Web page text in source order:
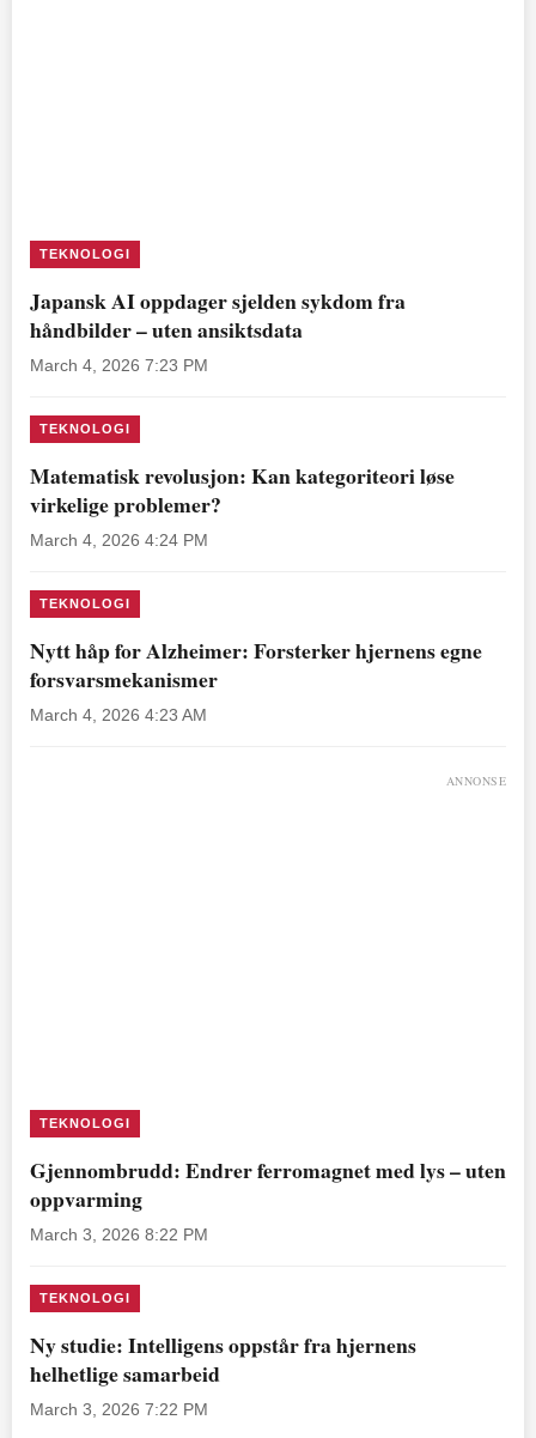
TEKNOLOGI
Japansk AI oppdager sjelden sykdom fra
håndbilder – uten ansiktsdata
March 4, 2026 7:23 PM
TEKNOLOGI
Matematisk revolusjon: Kan kategoriteori løse
virkelige problemer?
March 4, 2026 4:24 PM
TEKNOLOGI
Nytt håp for Alzheimer: Forsterker hjernens egne
forsvarsmekanismer
March 4, 2026 4:23 AM
ANNONSE
TEKNOLOGI
Gjennombrudd: Endrer ferromagnet med lys – uten
oppvarming
March 3, 2026 8:22 PM
TEKNOLOGI
Ny studie: Intelligens oppstår fra hjernens
helhetlige samarbeid
March 3, 2026 7:22 PM